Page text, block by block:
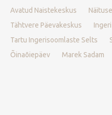
Avatud Naistekeskus
Tähtvere Päevakeskus
Tartu Ingerisoomlaste Selts
Õinaõiepäev
Marek Sadam